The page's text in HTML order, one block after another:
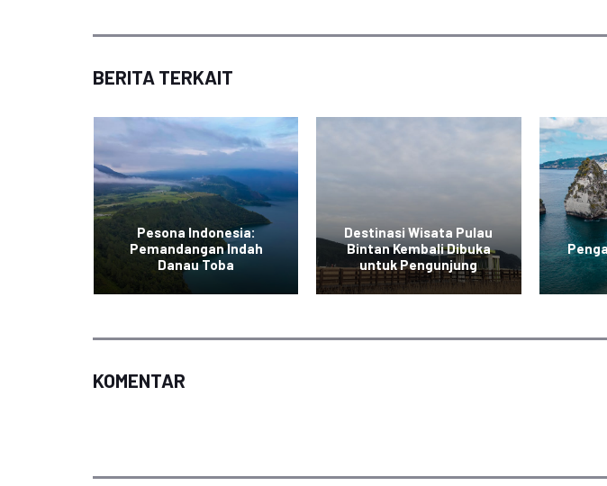
BERITA TERKAIT
Pesona Indonesia:
Pemandangan Indah
Danau Toba
Destinasi Wisata Pulau
Bintan Kembali Dibuka
untuk Pengunjung
KOMENTAR